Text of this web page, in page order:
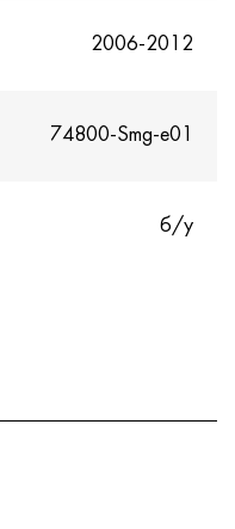
2006-2012
74800-Smg-e01
б/у